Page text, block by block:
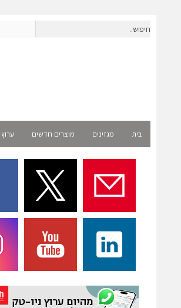
בית מגזינים מוצרים חדשים ערוץ NEW-TECH TV